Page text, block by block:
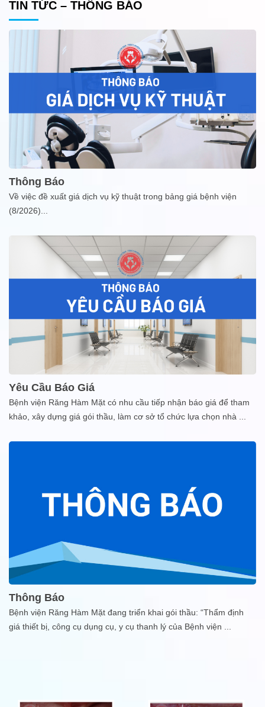
TIN TỨC – THÔNG BÁO
Thông Báo
Về việc đề xuất giá dịch vụ kỹ thuật trong bảng giá bệnh viện
(8/2026)
Yêu Cầu Báo Giá
Bệnh viện Răng Hàm Mặt có nhu cầu tiếp nhận báo giá để tham
khảo, xây dựng giá gói thầu, làm cơ sở tổ chức lựa chọn nhà
Thông Báo
Bệnh viện Răng Hàm Mặt đang triển khai gói thầu: “Thẩm định
giá thiết bị, công cụ dụng cụ, y cụ thanh lý của Bệnh viện